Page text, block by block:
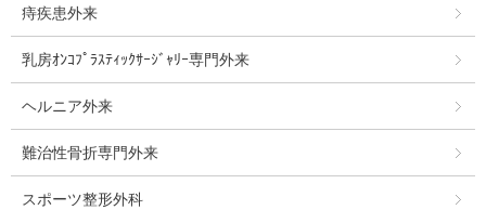
痔疾患外来
乳房ｵﾝｺﾌﾟﾗｽﾃｨｯｸｻｰｼﾞｬﾘｰ専門外来
ヘルニア外来
難治性骨折専門外来
スポーツ整形外科